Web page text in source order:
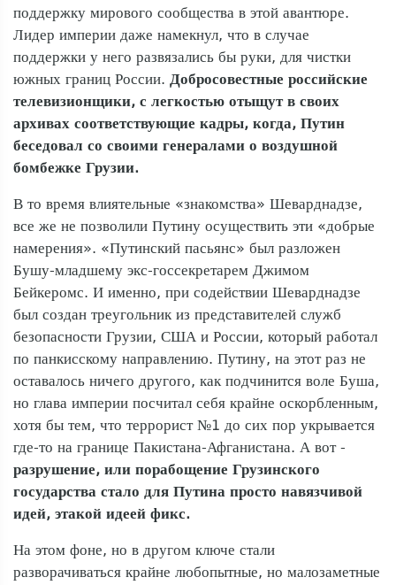
поддержку мирового сообщества в этой авантюре.
Лидер империи даже намекнул, что в случае
поддержки у него развязались бы руки, для чистки
южных границ России. Добросовестные российские
телевизионщики, с легкостью отыщут в своих
архивах соответствующие кадры, когда, Путин
беседовал со своими генералами о воздушной
бомбежке Грузии.
В то время влиятельные «знакомства» Шеварднадзе,
все же не позволили Путину осуществить эти «добрые
намерения». «Путинский пасьянс» был разложен
Бушу-младшему экс-госсекретарем Джимом
Бейкеромс. И именно, при содействии Шеварднадзе
был создан треугольник из представителей служб
безопасности Грузии, США и России, который работал
по панкисскому направлению. Путину, на этот раз не
оставалось ничего другого, как подчинится воле Буша,
но глава империи посчитал себя крайне оскорбленным,
хотя бы тем, что террорист №1 до сих пор укрывается
где-то на границе Пакистана-Афганистана. А вот -
разрушение, или порабощение Грузинского
государства стало для Путина просто навязчивой
идей, этакой идеей фикс.
На этом фоне, но в другом ключе стали
разворачиваться крайне любопытные, но малозаметные